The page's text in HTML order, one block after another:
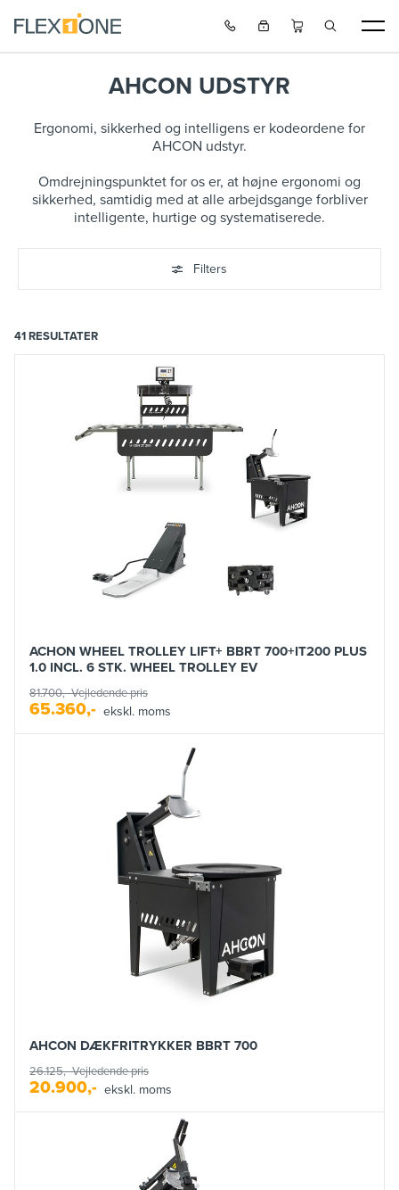
AHCON UDSTYR
Ergonomi, sikkerhed og intelligens er kodeordene for
AHCON udstyr.
Omdrejningspunktet for os er, at højne ergonomi og
sikkerhed, samtidig med at alle arbejdsgange forbliver
intelligente, hurtige og systematiserede.
Filters
41RESULTATER
ACHON WHEEL TROLLEY LIFT+ BBRT 700+IT200 PLUS
1.0 INCL. 6 STK. WHEEL TROLLEY EV
81.700,-Vejledende pris
65.360,- ekskl. moms
AHCON DÆKFRITRYKKER BBRT 700
26.125,-Vejledende pris
20.900,- ekskl. moms